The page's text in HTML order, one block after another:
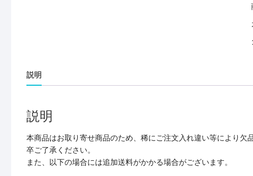
説明
説明
本商品はお取り寄せ商品のため、稀にご注文入れ違い等により
卒ご了承ください。
また、以下の場合には追加送料がかかる場合がございます。